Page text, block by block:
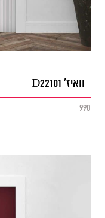
וואיז' D22101
990